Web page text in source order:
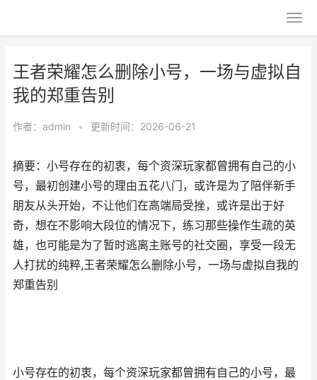
王者荣耀怎么删除小号，一场与虚拟自
我的郑重告别
作者： admin • 更新时间：2026-06-21
摘要：小号存在的初衷，每个资深玩家都曾拥有自己的小
号，最初创建小号的理由五花八门，或许是为了陪伴新手
朋友从头开始，不让他们在高端局受挫，或许是出于好
奇，想在不影响大段位的情况下，练习那些操作生疏的英
雄，也可能是为了暂时逃离主账号的社交圈，享受一段无
人打扰的纯粹,王者荣耀怎么删除小号，一场与虚拟自我的
郑重告别
小号存在的初衷，每个资深玩家都曾拥有自己的小号，最